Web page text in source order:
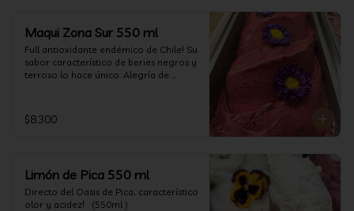
Maqui Zona Sur 550 ml
Full antioxidante endémico de Chile! Su
sabor característico de beries negros y
terroso lo hace único. Alegría de
$8.300
Limón de Pica 550 ml
Directo del Oasis de Pica, característico
olor y acidez!   (550ml )